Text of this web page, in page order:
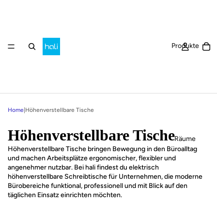
Produkte
Räume
Home Höhenverstellbare Tische
Höhenverstellbare Tische
Höhenverstellbare Tische bringen Bewegung in den Büroalltag
und machen Arbeitsplätze ergonomischer, flexibler und
angenehmer nutzbar. Bei hali findest du elektrisch
höhenverstellbare Schreibtische für Unternehmen, die moderne
Bürobereiche funktional, professionell und mit Blick auf den
täglichen Einsatz einrichten möchten.